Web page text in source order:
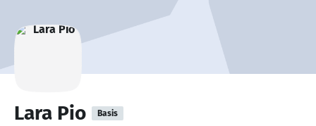
Lara Pio Basis